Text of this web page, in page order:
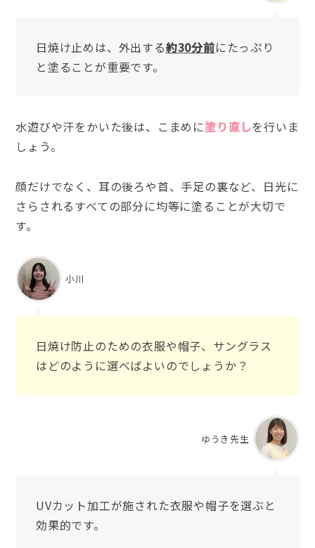
日焼け止めは、外出する約30分前にたっぷり
と塗ることが重要です。
水遊びや汗をかいた後は、こまめに塗り直しを行いま
しょう。
顔だけでなく、耳の後ろや首、手足の裏など、日光に
さらされるすべての部分に均等に塗ることが大切で
す。
小川
日焼け防止のための衣服や帽子、サングラス
はどのように選べばよいのでしょうか？
ゆうき先生
UVカット加工が施された衣服や帽子を選ぶと
効果的です。